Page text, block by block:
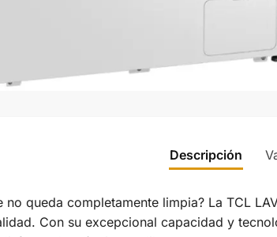
Descripción
queda completamente limpia? La TCL
Con su excepcional capacidad y